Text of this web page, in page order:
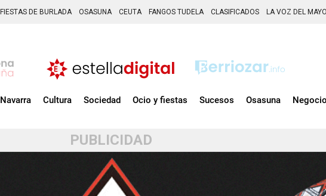
FIESTAS DE BURLADA OSASUNA CEUTA FANGOS TUDELA CLASIFICADOS LA VOZ DEL
Navarra Cultura Sociedad Ocio y fiestas Sucesos Osasuna
PUBLICIDAD